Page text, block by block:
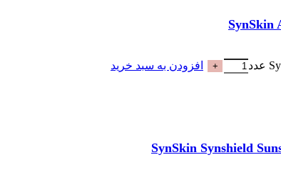
افزودن به سبد خرید